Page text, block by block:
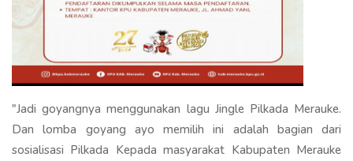
"Jadi goyangnya menggunakan lagu Jingle Pilkada Merauke.
Dan lomba goyang ayo memilih ini adalah bagian dari
sosialisasi Pilkada Kepada masyarakat Kabupaten Merauke